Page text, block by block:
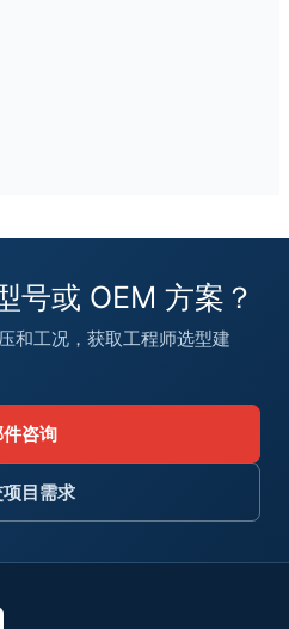
号或 OEM 方案？
和工况，获取工程师选型建
件咨询
目需求